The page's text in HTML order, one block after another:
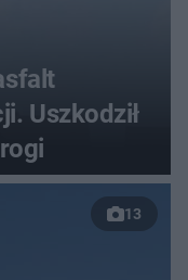
Uszkodził
13